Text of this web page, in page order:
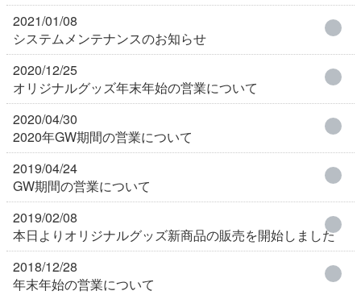
2021/01/08
システムメンテナンスのお知らせ
2020/12/25
オリジナルグッズ年末年始の営業について
2020/04/30
2020年GW期間の営業について
2019/04/24
GW期間の営業について
2019/02/08
本日よりオリジナルグッズ新商品の販売を開始しました
2018/12/28
年末年始の営業について